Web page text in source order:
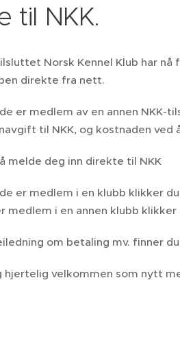
til NKK.
Norsk Kennel Klub har
direkte fra nett.
er medlem av en annen
til NKK, og kostnaden ved
melde deg inn direkte til NKK
er medlem i en klubb klikker
medlem i en annen klubb klikker
om betaling mv. finner du
hjertelig velkommen som nytt